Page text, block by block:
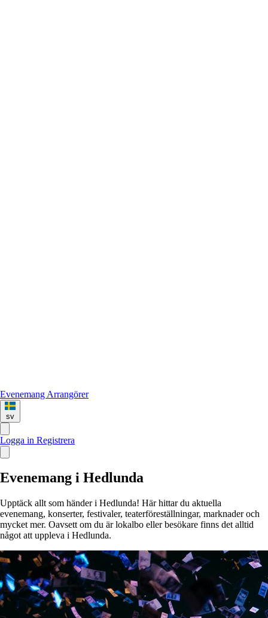
Evenemang Arrangörer
sv
Logga in Registrera
Evenemang i Hedlunda
Upptäck allt som händer i Hedlunda! Här hittar du aktuella
evenemang, konserter, festivaler, teaterföreställningar, marknader och
mycket mer. Oavsett om du är lokalbo eller besökare finns det alltid
något att uppleva i Hedlunda.